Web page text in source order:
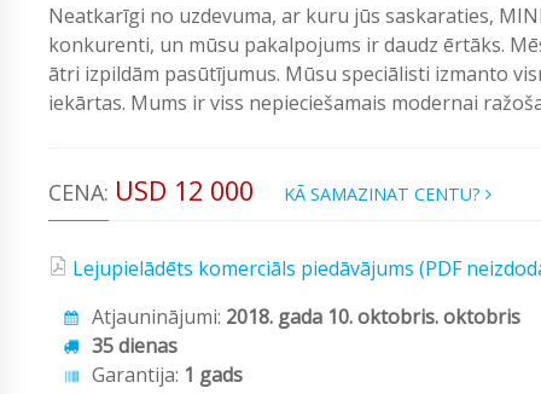
Neatkarīgi no uzdevuma, ar kuru jūs saskaraties,
konkurenti, un mūsu pakalpojums ir daudz ērtāks.
ātri izpildām pasūtījumus. Mūsu speciālisti izmanto
iekārtas. Mums ir viss nepieciešamais modernai
CENA: USD 12 000 KĀ SAMAZINAT CENTU?
Lejupielādēts komerciāls piedāvājums (PDF
Atjauninājumi: 2018. gada 10. oktobris. oktobris
35 dienas
Garantija: 1 gads